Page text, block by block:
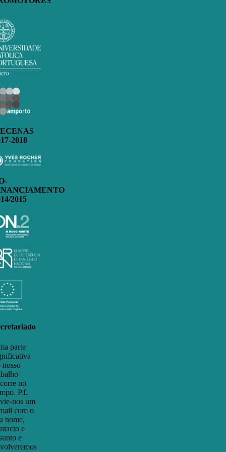
2018
2015
parte
nosso
no
P.f.
nos um
com o
nome,
e
e